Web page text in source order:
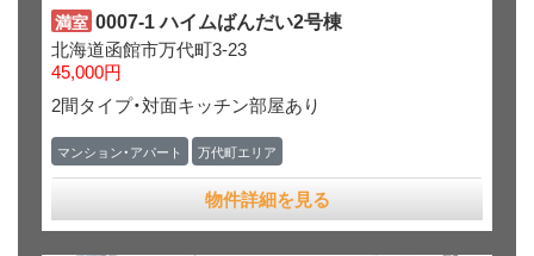
満室 0007-1 ハイムばんだい2号棟
北海道函館市万代町3-23
45,000円
2間タイプ・対面キッチン部屋あり
マンション・アパート 万代町エリア
物件詳細を見る